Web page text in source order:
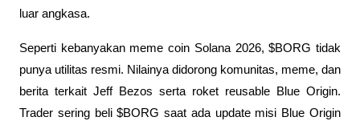
luar angkasa.
Seperti kebanyakan meme coin Solana 2026, $BORG tidak
punya utilitas resmi. Nilainya didorong komunitas, meme, dan
berita terkait Jeff Bezos serta roket reusable Blue Origin.
Trader sering beli $BORG saat ada update misi Blue Origin